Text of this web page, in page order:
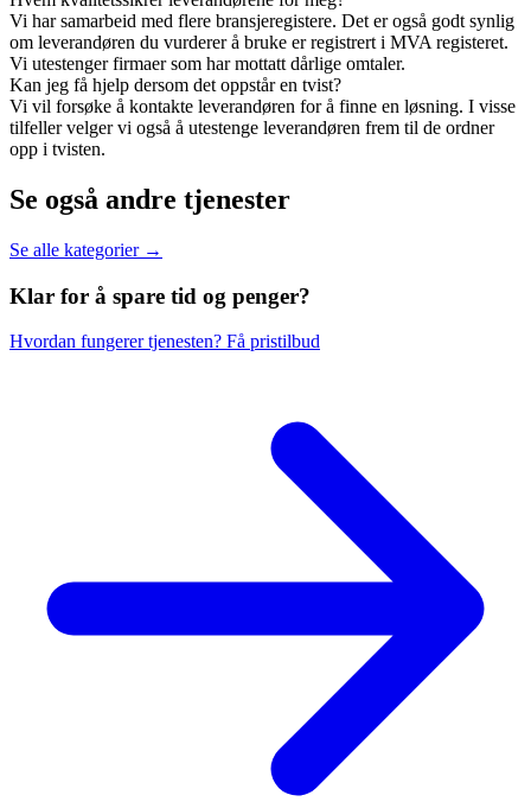
Vi har samarbeid med flere bransjeregistere. Det er også godt synlig
om leverandøren du vurderer å bruke er registrert i MVA registeret.
Vi utestenger firmaer som har mottatt dårlige omtaler.
Kan jeg få hjelp dersom det oppstår en tvist?
Vi vil forsøke å kontakte leverandøren for å finne en løsning. I visse
tilfeller velger vi også å utestenge leverandøren frem til de ordner
opp i tvisten.
Se også andre tjenester
Se alle kategorier →
Klar for å spare tid og penger?
Hvordan fungerer tjenesten? Få pristilbud